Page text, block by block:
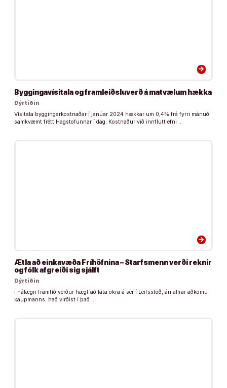
arrow_forward
Byggingavísitala og framleiðsluverð á matvælum hækka
Dýrtíðin
Vísitala byggingarkostnaðar í janúar 2024 hækkar um 0,4% frá fyrri mánuð
samkvæmt frétt Hagstofunnar í dag. Kostnaður við innflutt efni …
arrow_forward
Ætla að einkavæða Fríhöfnina – Starfsmenn verði reknir
og fólk afgreiði sig sjálft
Dýrtíðin
Í nálægri framtíð verður hægt að láta okra á sér í Leifsstöð, án allrar aðkomu
kaupmanns. Það virðist í það …